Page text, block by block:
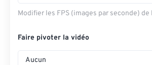
Modifier les FPS (images par seconde) de
Faire pivoter la vidéo
Aucun